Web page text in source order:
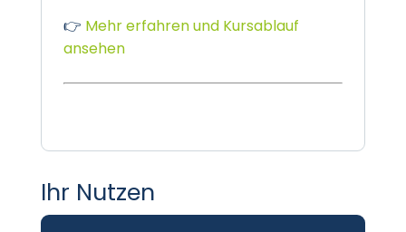
👉 Mehr erfahren und Kursablauf
ansehen
Ihr Nutzen